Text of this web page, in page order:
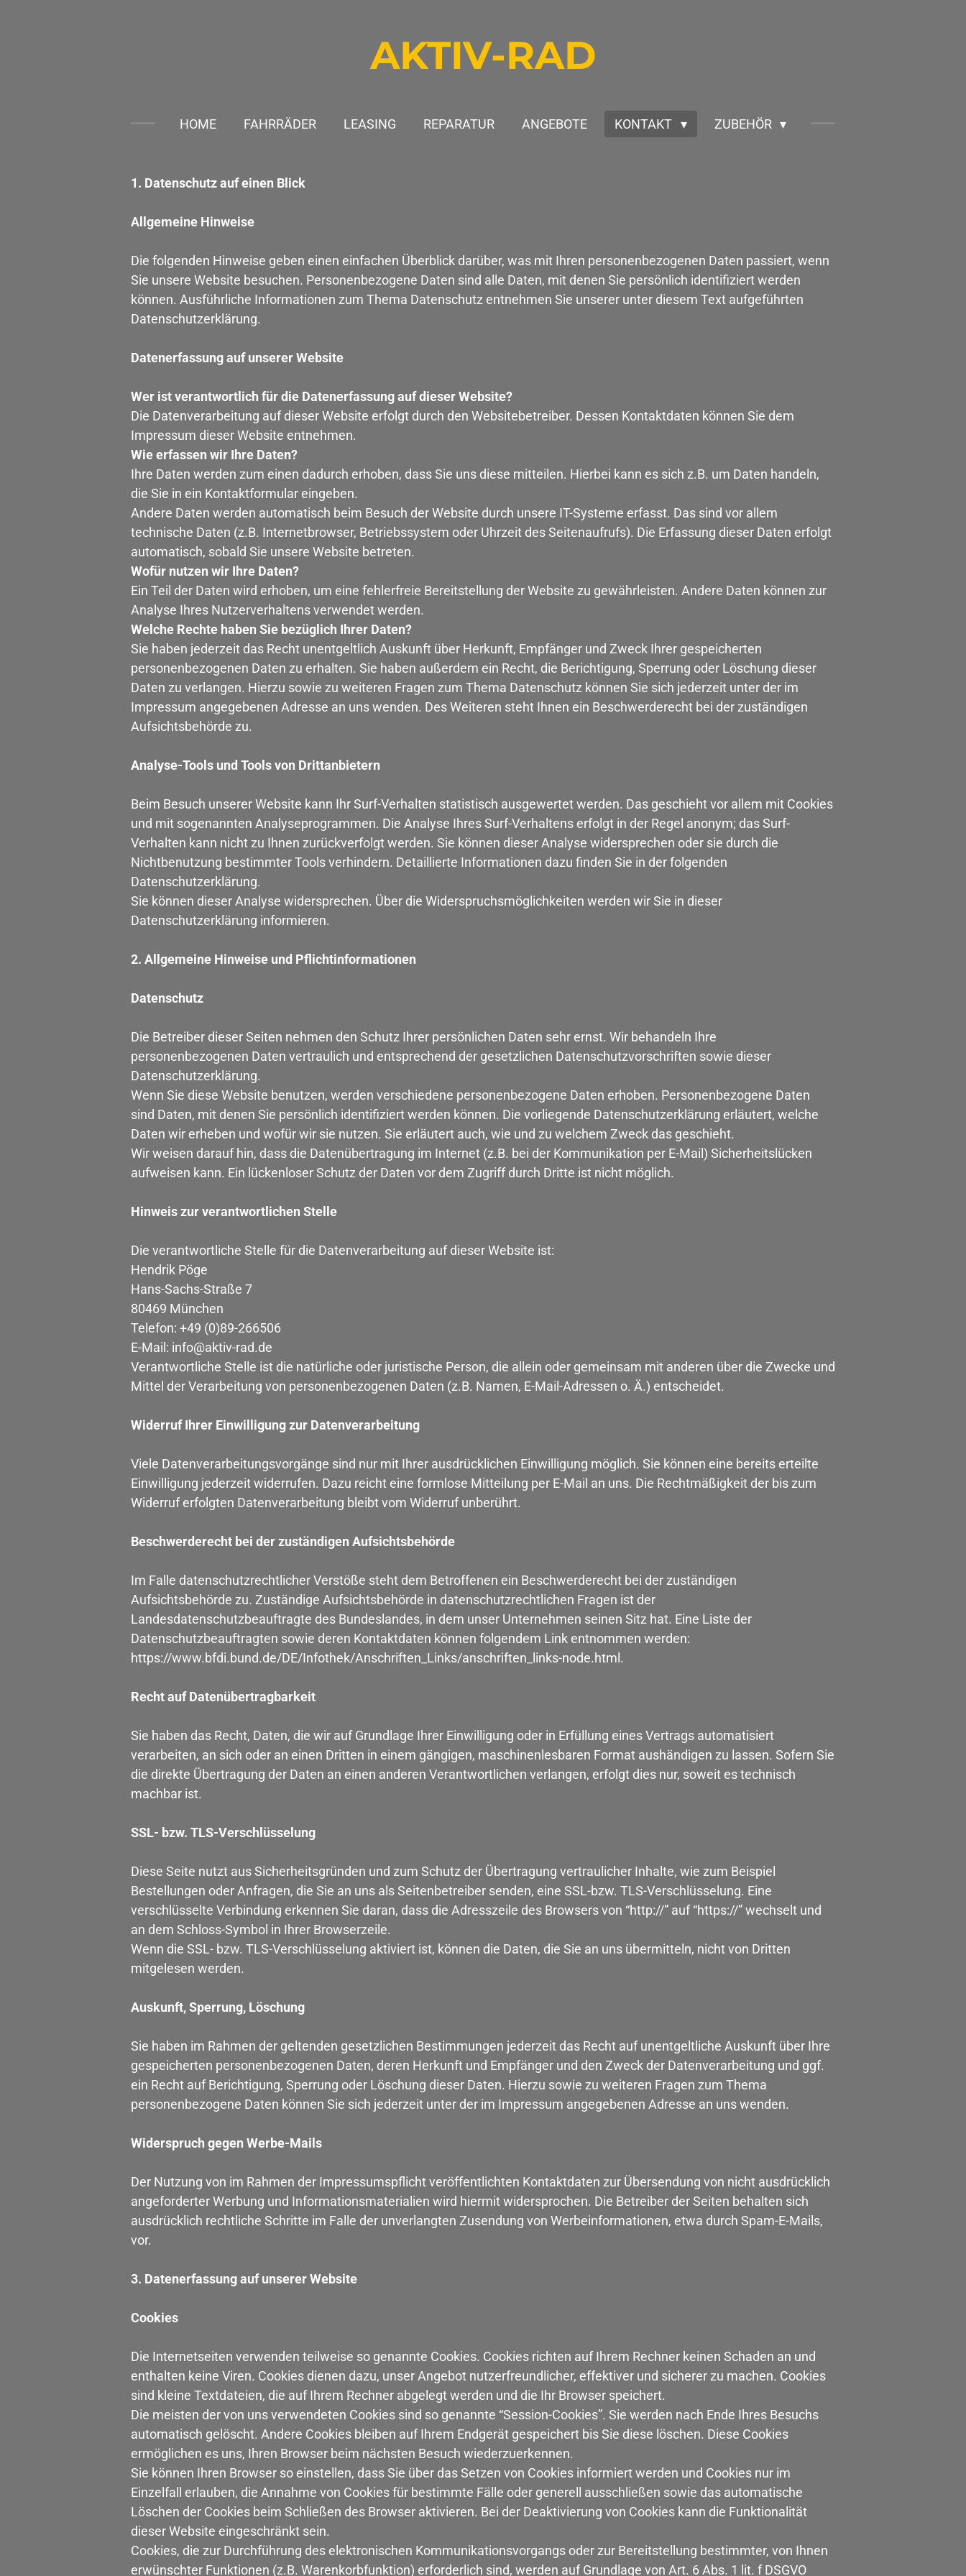
AKTIV-RAD
HOME FAHRRÄDER LEASING REPARATUR ANGEBOTE KONTAKT ZUBEHÖR
1. Datenschutz auf einen Blick
Allgemeine Hinweise
Die folgenden Hinweise geben einen einfachen Überblick darüber, was mit Ihren personenbezogenen Daten passiert, wenn
Sie unsere Website besuchen. Personenbezogene Daten sind alle Daten, mit denen Sie persönlich identifiziert werden
können. Ausführliche Informationen zum Thema Datenschutz entnehmen Sie unserer unter diesem Text aufgeführten
Datenschutzerklärung.
Datenerfassung auf unserer Website
Wer ist verantwortlich für die Datenerfassung auf dieser Website?
Die Datenverarbeitung auf dieser Website erfolgt durch den Websitebetreiber. Dessen Kontaktdaten können Sie dem
Impressum dieser Website entnehmen.
Wie erfassen wir Ihre Daten?
Ihre Daten werden zum einen dadurch erhoben, dass Sie uns diese mitteilen. Hierbei kann es sich z.B. um Daten handeln,
die Sie in ein Kontaktformular eingeben.
Andere Daten werden automatisch beim Besuch der Website durch unsere IT-Systeme erfasst. Das sind vor allem
technische Daten (z.B. Internetbrowser, Betriebssystem oder Uhrzeit des Seitenaufrufs). Die Erfassung dieser Daten erfolgt
automatisch, sobald Sie unsere Website betreten.
Wofür nutzen wir Ihre Daten?
Ein Teil der Daten wird erhoben, um eine fehlerfreie Bereitstellung der Website zu gewährleisten. Andere Daten können zur
Analyse Ihres Nutzerverhaltens verwendet werden.
Welche Rechte haben Sie bezüglich Ihrer Daten?
Sie haben jederzeit das Recht unentgeltlich Auskunft über Herkunft, Empfänger und Zweck Ihrer gespeicherten
personenbezogenen Daten zu erhalten. Sie haben außerdem ein Recht, die Berichtigung, Sperrung oder Löschung dieser
Daten zu verlangen. Hierzu sowie zu weiteren Fragen zum Thema Datenschutz können Sie sich jederzeit unter der im
Impressum angegebenen Adresse an uns wenden. Des Weiteren steht Ihnen ein Beschwerderecht bei der zuständigen
Aufsichtsbehörde zu.
Analyse-Tools und Tools von Drittanbietern
Beim Besuch unserer Website kann Ihr Surf-Verhalten statistisch ausgewertet werden. Das geschieht vor allem mit Cookies
und mit sogenannten Analyseprogrammen. Die Analyse Ihres Surf-Verhaltens erfolgt in der Regel anonym; das Surf-
Verhalten kann nicht zu Ihnen zurückverfolgt werden. Sie können dieser Analyse widersprechen oder sie durch die
Nichtbenutzung bestimmter Tools verhindern. Detaillierte Informationen dazu finden Sie in der folgenden
Datenschutzerklärung.
Sie können dieser Analyse widersprechen. Über die Widerspruchsmöglichkeiten werden wir Sie in dieser
Datenschutzerklärung informieren.
2. Allgemeine Hinweise und Pflichtinformationen
Datenschutz
Die Betreiber dieser Seiten nehmen den Schutz Ihrer persönlichen Daten sehr ernst. Wir behandeln Ihre
personenbezogenen Daten vertraulich und entsprechend der gesetzlichen Datenschutzvorschriften sowie dieser
Datenschutzerklärung.
Wenn Sie diese Website benutzen, werden verschiedene personenbezogene Daten erhoben. Personenbezogene Daten
sind Daten, mit denen Sie persönlich identifiziert werden können. Die vorliegende Datenschutzerklärung erläutert, welche
Daten wir erheben und wofür wir sie nutzen. Sie erläutert auch, wie und zu welchem Zweck das geschieht.
Wir weisen darauf hin, dass die Datenübertragung im Internet (z.B. bei der Kommunikation per E-Mail) Sicherheitslücken
aufweisen kann. Ein lückenloser Schutz der Daten vor dem Zugriff durch Dritte ist nicht möglich.
Hinweis zur verantwortlichen Stelle
Die verantwortliche Stelle für die Datenverarbeitung auf dieser Website ist:
Hendrik Pöge
Hans-Sachs-Straße 7
80469 München
Telefon: +49 (0)89-266506
E-Mail: info@aktiv-rad.de
Verantwortliche Stelle ist die natürliche oder juristische Person, die allein oder gemeinsam mit anderen über die Zwecke und
Mittel der Verarbeitung von personenbezogenen Daten (z.B. Namen, E-Mail-Adressen o. Ä.) entscheidet.
Widerruf Ihrer Einwilligung zur Datenverarbeitung
Viele Datenverarbeitungsvorgänge sind nur mit Ihrer ausdrücklichen Einwilligung möglich. Sie können eine bereits erteilte
Einwilligung jederzeit widerrufen. Dazu reicht eine formlose Mitteilung per E-Mail an uns. Die Rechtmäßigkeit der bis zum
Widerruf erfolgten Datenverarbeitung bleibt vom Widerruf unberührt.
Beschwerderecht bei der zuständigen Aufsichtsbehörde
Im Falle datenschutzrechtlicher Verstöße steht dem Betroffenen ein Beschwerderecht bei der zuständigen
Aufsichtsbehörde zu. Zuständige Aufsichtsbehörde in datenschutzrechtlichen Fragen ist der
Landesdatenschutzbeauftragte des Bundeslandes, in dem unser Unternehmen seinen Sitz hat. Eine Liste der
Datenschutzbeauftragten sowie deren Kontaktdaten können folgendem Link entnommen werden:
https://www.bfdi.bund.de/DE/Infothek/Anschriften_Links/anschriften_links-node.html.
Recht auf Datenübertragbarkeit
Sie haben das Recht, Daten, die wir auf Grundlage Ihrer Einwilligung oder in Erfüllung eines Vertrags automatisiert
verarbeiten, an sich oder an einen Dritten in einem gängigen, maschinenlesbaren Format aushändigen zu lassen. Sofern Sie
die direkte Übertragung der Daten an einen anderen Verantwortlichen verlangen, erfolgt dies nur, soweit es technisch
machbar ist.
SSL- bzw. TLS-Verschlüsselung
Diese Seite nutzt aus Sicherheitsgründen und zum Schutz der Übertragung vertraulicher Inhalte, wie zum Beispiel
Bestellungen oder Anfragen, die Sie an uns als Seitenbetreiber senden, eine SSL-bzw. TLS-Verschlüsselung. Eine
verschlüsselte Verbindung erkennen Sie daran, dass die Adresszeile des Browsers von “http://” auf “https://” wechselt und
an dem Schloss-Symbol in Ihrer Browserzeile.
Wenn die SSL- bzw. TLS-Verschlüsselung aktiviert ist, können die Daten, die Sie an uns übermitteln, nicht von Dritten
mitgelesen werden.
Auskunft, Sperrung, Löschung
Sie haben im Rahmen der geltenden gesetzlichen Bestimmungen jederzeit das Recht auf unentgeltliche Auskunft über Ihre
gespeicherten personenbezogenen Daten, deren Herkunft und Empfänger und den Zweck der Datenverarbeitung und ggf.
ein Recht auf Berichtigung, Sperrung oder Löschung dieser Daten. Hierzu sowie zu weiteren Fragen zum Thema
personenbezogene Daten können Sie sich jederzeit unter der im Impressum angegebenen Adresse an uns wenden.
Widerspruch gegen Werbe-Mails
Der Nutzung von im Rahmen der Impressumspflicht veröffentlichten Kontaktdaten zur Übersendung von nicht ausdrücklich
angeforderter Werbung und Informationsmaterialien wird hiermit widersprochen. Die Betreiber der Seiten behalten sich
ausdrücklich rechtliche Schritte im Falle der unverlangten Zusendung von Werbeinformationen, etwa durch Spam-E-Mails,
vor.
3. Datenerfassung auf unserer Website
Cookies
Die Internetseiten verwenden teilweise so genannte Cookies. Cookies richten auf Ihrem Rechner keinen Schaden an und
enthalten keine Viren. Cookies dienen dazu, unser Angebot nutzerfreundlicher, effektiver und sicherer zu machen. Cookies
sind kleine Textdateien, die auf Ihrem Rechner abgelegt werden und die Ihr Browser speichert.
Die meisten der von uns verwendeten Cookies sind so genannte “Session-Cookies”. Sie werden nach Ende Ihres Besuchs
automatisch gelöscht. Andere Cookies bleiben auf Ihrem Endgerät gespeichert bis Sie diese löschen. Diese Cookies
ermöglichen es uns, Ihren Browser beim nächsten Besuch wiederzuerkennen.
Sie können Ihren Browser so einstellen, dass Sie über das Setzen von Cookies informiert werden und Cookies nur im
Einzelfall erlauben, die Annahme von Cookies für bestimmte Fälle oder generell ausschließen sowie das automatische
Löschen der Cookies beim Schließen des Browser aktivieren. Bei der Deaktivierung von Cookies kann die Funktionalität
dieser Website eingeschränkt sein.
Cookies, die zur Durchführung des elektronischen Kommunikationsvorgangs oder zur Bereitstellung bestimmter, von Ihnen
erwünschter Funktionen (z.B. Warenkorbfunktion) erforderlich sind, werden auf Grundlage von Art. 6 Abs. 1 lit. f DSGVO